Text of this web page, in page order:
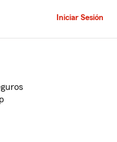
Iniciar Sesión